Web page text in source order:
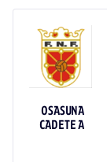
OSASUNA
CADETE A